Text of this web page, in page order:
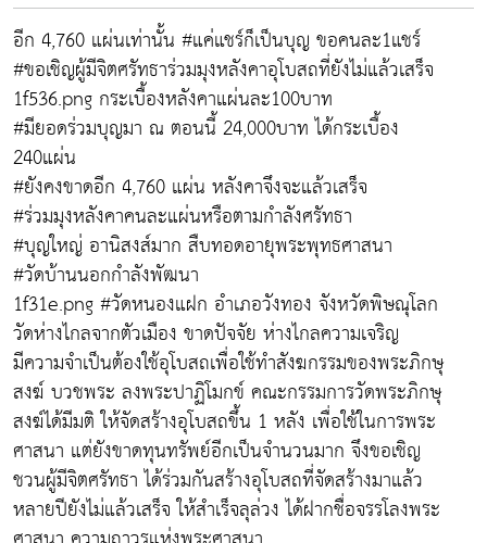
อีก 4,760 แผ่นเท่านั้น #แค่แชร์ก็เป็นบุญ ขอคนละ1แชร์
#ขอเชิญผู้มีจิตศรัทธาร่วมมุงหลังคาอุโบสถที่ยังไม่แล้วเสร็จ
1f536.png กระเบื้องหลังคาแผ่นละ100บาท
#มียอดร่วมบุญมา ณ ตอนนี้ 24,000บาท ได้กระเบื้อง
240แผ่น
#ยังคงขาดอีก 4,760 แผ่น หลังคาจึงจะแล้วเสร็จ
#ร่วมมุงหลังคาคนละแผ่นหรือตามกำลังศรัทธา
#บุญใหญ่ อานิสงส์มาก สืบทอดอายุพระพุทธศาสนา
#วัดบ้านนอกกำลังพัฒนา
1f31e.png #วัดหนองแฝก อำเภอวังทอง จังหวัดพิษณุโลก
วัดห่างไกลจากตัวเมือง ขาดปัจจัย ห่างไกลความเจริญ
มีความจำเป็นต้องใช้อุโบสถเพื่อใช้ทำสังฆกรรมของพระภิกษุ
สงฆ์ บวชพระ ลงพระปาฏิโมกข์ คณะกรรมการวัดพระภิกษุ
สงฆ์ได้มีมติ ให้จัดสร้างอุโบสถขึ้น 1 หลัง เพื่อใช้ในการพระ
ศาสนา แต่ยังขาดทุนทรัพย์อีกเป็นจำนวนมาก จึงขอเชิญ
ชวนผู้มีจิตศรัทธา ได้ร่วมกันสร้างอุโบสถที่จัดสร้างมาแล้ว
หลายปียังไม่แล้วเสร็จ ให้สำเร็จลุล่วง ได้ฝากชื่อจรรโลงพระ